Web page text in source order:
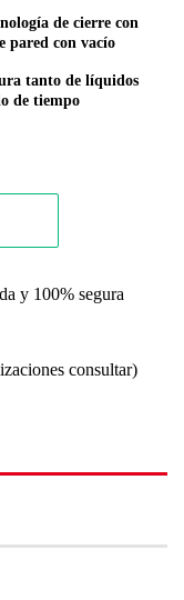
de cierre con
pared con vacío
tanto de líquidos
de tiempo
y 100% segura
consultar)